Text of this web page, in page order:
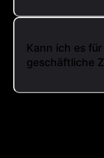
Kann ich es
geschäftliche